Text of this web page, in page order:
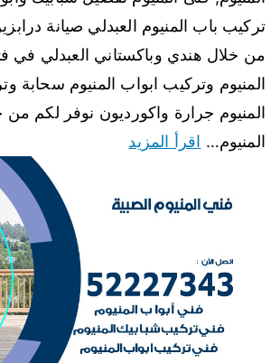
تركيب باب المنيوم العبدلي صيانة
من خلال هندي وباكستاني العبدلي في
المنيوم وتركيب ابواب المنيوم سحابة
المنيوم جرارة واكورديون نوفر لكم
المنيوم… اقرأ المزيد